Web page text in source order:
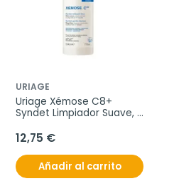
URIAGE
Uriage Xémose C8+
Syndet Limpiador Suave,
12,75 €
Añadir al carrito